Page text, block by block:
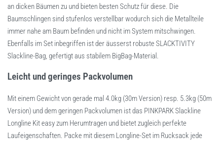
an dicken Bäumen zu und bieten besten Schutz für diese. Die
Baumschlingen sind stufenlos verstellbar wodurch sich die Metallteile
immer nahe am Baum befinden und nicht im System mitschwingen.
Ebenfalls im Set inbegriffen ist der äusserst robuste SLACKTIVITY
Slackline-Bag, gefertigt aus stabilem BigBag-Material.
Leicht und geringes Packvolumen
Mit einem Gewicht von gerade mal 4.0kg (30m Version) resp. 5.3kg (50m
Version) und dem geringen Packvolumen ist das PINKPARK Slackline
Longline Kit easy zum Herumtragen und bietet zugleich perfekte
Laufeigenschaften. Packe mit diesem Longline-Set im Rucksack jede